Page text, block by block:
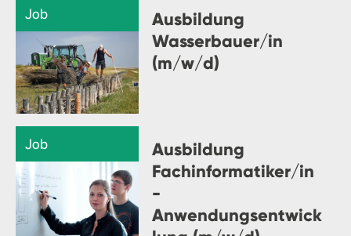
Job
Ausbildung
Wasserbauer/in
(m/w/d)
Job
Ausbildung
Fachinformatiker/in
-
Anwendungsentwick